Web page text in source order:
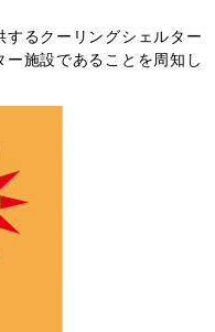
するクーリングシェルター
施設であることを周知し